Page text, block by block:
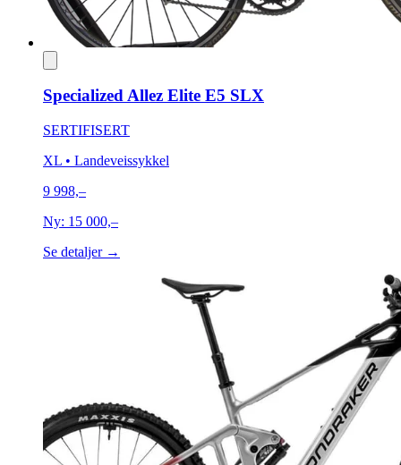
Specialized Allez Elite E5 SLX
SERTIFISERT
XL • Landeveissykkel
9 998,–
Ny: 15 000,–
Se detaljer →